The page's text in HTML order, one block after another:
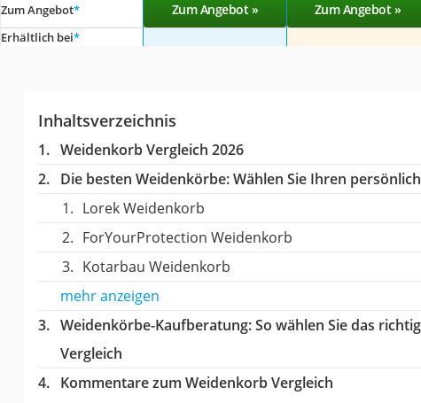
Zum Angebot* Zum Angebot » Zum Angebot »
Erhältlich bei*
Inhaltsverzeichnis
Weidenkorb Vergleich 2026
Die besten Weidenkörbe:Wählen Sie Ihren
Lorek Weidenkorb
ForYourProtection Weidenkorb
Kotarbau Weidenkorb
mehr anzeigen
Weidenkörbe-Kaufberatung: So wählen Sie das
Vergleich
Kommentare zum Weidenkorb Vergleich